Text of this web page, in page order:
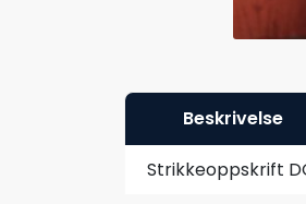
Beskrivelse
Strikkeoppskrift